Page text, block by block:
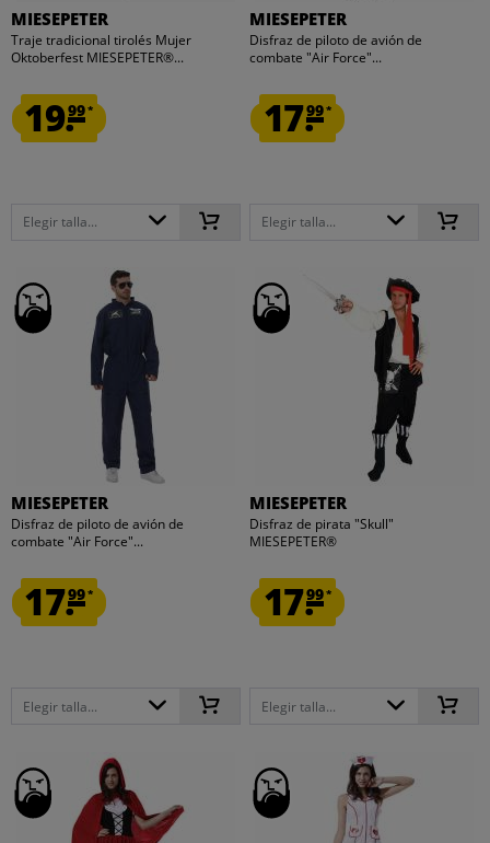
MIESEPETER
Traje tradicional tirolés Mujer
Oktoberfest MIESEPETER®...
19.99*
Elegir talla...
MIESEPETER
Disfraz de piloto de avión de
combate "Air Force"...
17.99*
Elegir talla...
MIESEPETER
Disfraz de piloto de avión de
combate "Air Force"...
17.99*
Elegir talla...
MIESEPETER
Disfraz de pirata "Skull"
MIESEPETER®
17.99*
Elegir talla...